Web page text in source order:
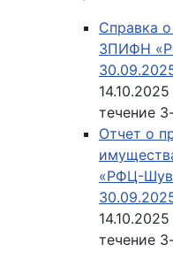
Справка
ЗПИФН
течение
Отчет о
«РФЦ-
течение